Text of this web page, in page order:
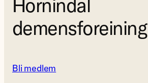
demensforeining
Bli medlem